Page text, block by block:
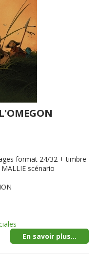
format 24/32 + timbre
scénario
En savoir plus...